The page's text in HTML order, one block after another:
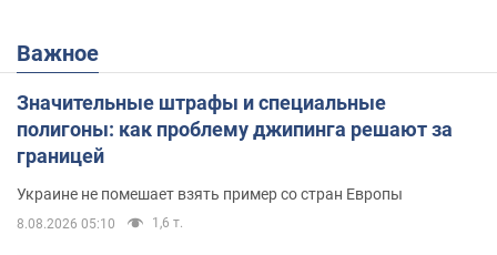
Важное
Значительные штрафы и специальные
полигоны: как проблему джипинга решают за
границей
Украине не помешает взять пример со стран Европы
8.08.2026 05:10 1,6 т.